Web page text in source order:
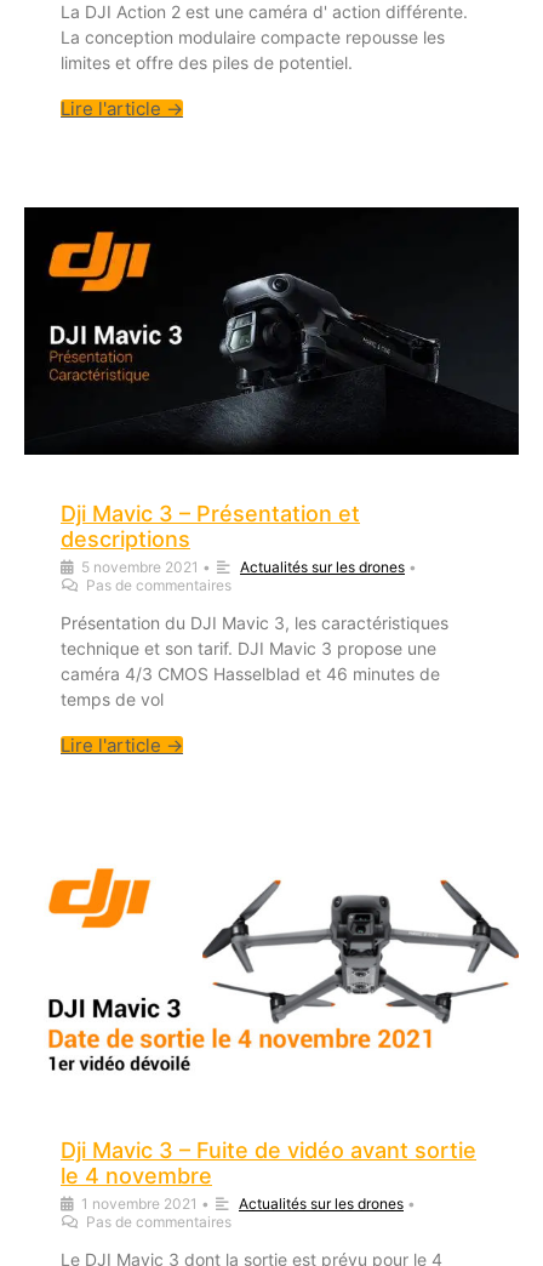
La DJI Action 2 est une caméra d' action différente.
La conception modulaire compacte repousse les
limites et offre des piles de potentiel.
Lire l'article →
Dji Mavic 3 – Présentation et
descriptions
5 novembre 2021 • Actualités sur les drones •
Pas de commentaires
Présentation du DJI Mavic 3, les caractéristiques
technique et son tarif. DJI Mavic 3 propose une
caméra 4/3 CMOS Hasselblad et 46 minutes de
temps de vol
Lire l'article →
Dji Mavic 3 – Fuite de vidéo avant sortie
le 4 novembre
1 novembre 2021 • Actualités sur les drones •
Pas de commentaires
Le DJI Mavic 3 dont la sortie est prévu pour le 4